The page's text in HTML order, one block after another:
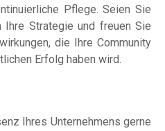
Pflege. Seien Sie
Strategie und freuen Sie
die Ihre Community
Erfolg haben wird.
Ihres Unternehmens gerne